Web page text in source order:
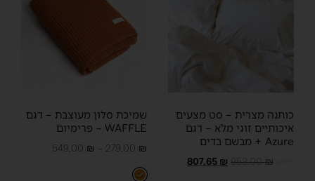
כותנה מצרית – סט מצעים
איכותיים זוגי מלא – דגם
Azure + מבשם בדים
953.00₪
807.65 ₪
שמיכת סלון מעוצבת – דגם
WAFFLE – פרימיום
279.00 ₪
–
549.00 ₪